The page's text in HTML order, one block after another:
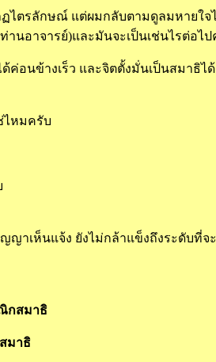
ไตรลักษณ์ แต่ผมกลับตามดูลมหายใจไ
นอาจารย์)และมันจะเป็นเช่นไรต่อไป
ค่อนข้างเร็ว และจิตตั้งมั่นเป็นสมาธิไ
ไหมครับ
าเห็นแจ้ง ยังไม่กล้าแข็งถึงระดับที่จ
กสมาธิ
มาธิ